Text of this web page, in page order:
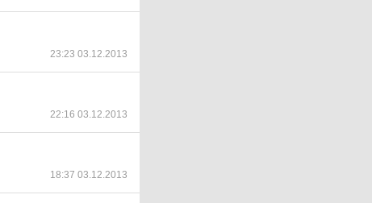
23:23 03.12.2013
22:16 03.12.2013
18:37 03.12.2013